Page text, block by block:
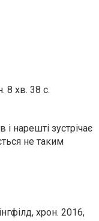
8 хв. 38 с.
і нарешті зустрічає
не таким
хрон. 2016,